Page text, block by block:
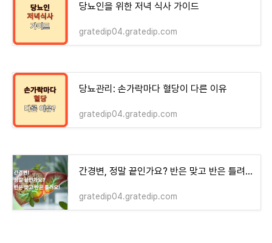
당뇨인을 위한 저녁 식사 가이드
gratedip04.gratedip.com
당뇨관리: 손가락마다 혈당이 다른 이유
gratedip04.gratedip.com
간경변, 정말 끝인가요? 반은 맞고 반은 틀려요!
gratedip04.gratedip.com